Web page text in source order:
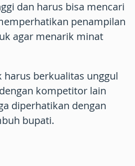
dan harus bisa mencari
penampilan
agar menarik minat
berkualitas unggul
kompetitor lain
diperhatikan dengan
bupati.